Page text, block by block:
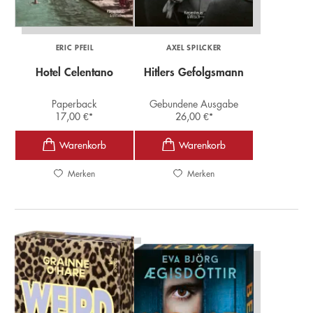
ERIC PFEIL
Hotel Celentano
Paperback
17,00€*
Merken
AXEL SPILCKER
Hitlers Gefolgsmann
Gebundene Ausgabe
26,00 €*
Merken